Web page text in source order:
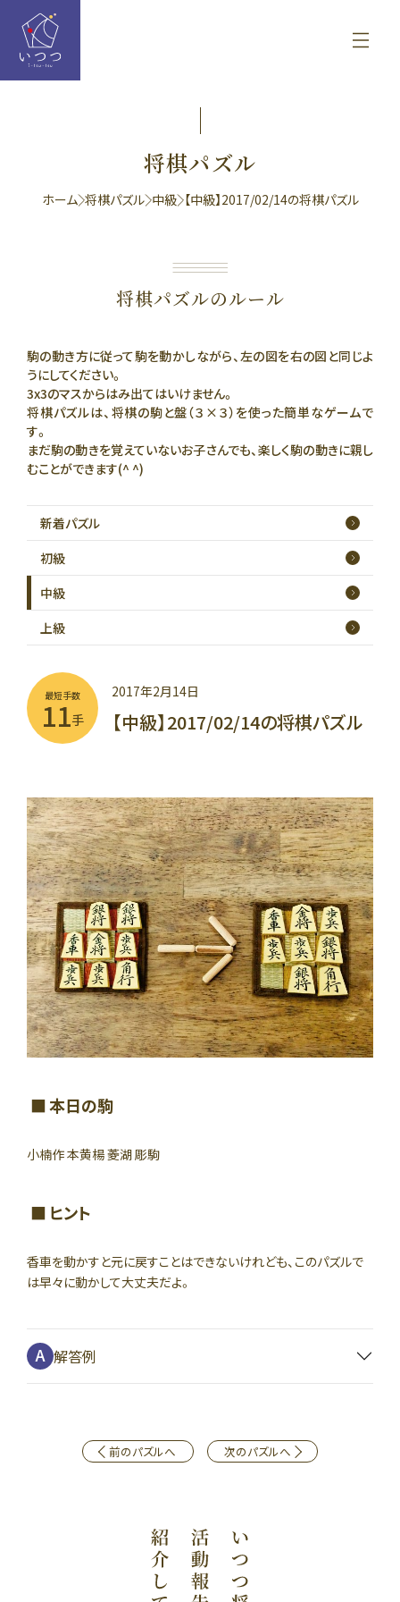
将棋パズル
ホーム 将棋パズル 中級 【中級】2017/02/14の将棋パズル
将棋パズルのルール
駒の動き方に従って駒を動かしながら、左の図を右の図と同じよ
うにしてください。
3x3のマスからはみ出てはいけません。
将棋パズルは、将棋の駒と盤（３×３）を使った簡単なゲームで
す。
まだ駒の動きを覚えていないお子さんでも、楽しく駒の動きに親し
むことができます(^ ^)
新着パズル
初級
中級
上級
最短手数
11手
2017年2月14日
【中級】2017/02/14の将棋パズル
本日の駒
小楠作 本黄楊 菱湖 彫駒
ヒント
香車を動かすと元に戻すことはできないけれども、このパズルで
は早々に動かして大丈夫だよ。
解答例
前のパズルへ 次のパズルへ